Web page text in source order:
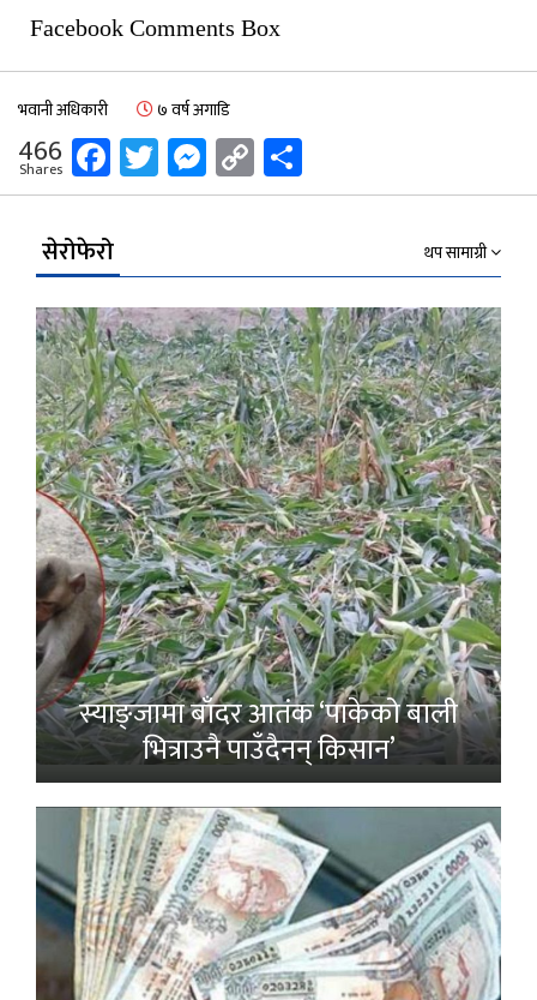
Facebook Comments Box
भवानी अधिकारी ७ वर्ष अगाडि
466
Shares Facebook
Twitter
Messenger
Copy
Link
सेरोफेरो थप सामाग्री
स्याङ्जामा बाँदर आतंक ‘पाकेको बाली
भित्राउनै पाउँदैनन् किसान’